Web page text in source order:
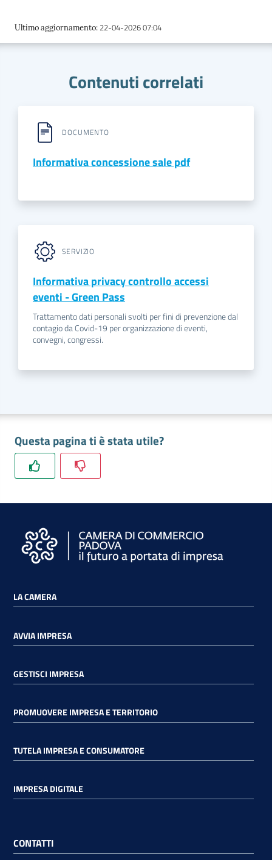
Ultimo aggiornamento: 22-04-2026 07:04
Contenuti correlati
DOCUMENTO
Informativa concessione sale pdf
SERVIZIO
Informativa privacy controllo accessi
eventi - Green Pass
Trattamento dati personali svolti per fini di prevenzione dal
contagio da Covid-19 per organizzazione di eventi,
convegni, congressi.
Questa pagina ti è stata utile?
LA CAMERA
AVVIA IMPRESA
GESTISCI IMPRESA
PROMUOVERE IMPRESA E TERRITORIO
TUTELA IMPRESA E CONSUMATORE
IMPRESA DIGITALE
CONTATTI